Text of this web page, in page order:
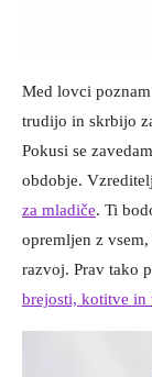
Med lovci
trudijo in skrbijo
Pokusi se
obdobje.
za mladiče. Ti
opremljen z
razvoj. Prav tako
brejosti, kotitve in